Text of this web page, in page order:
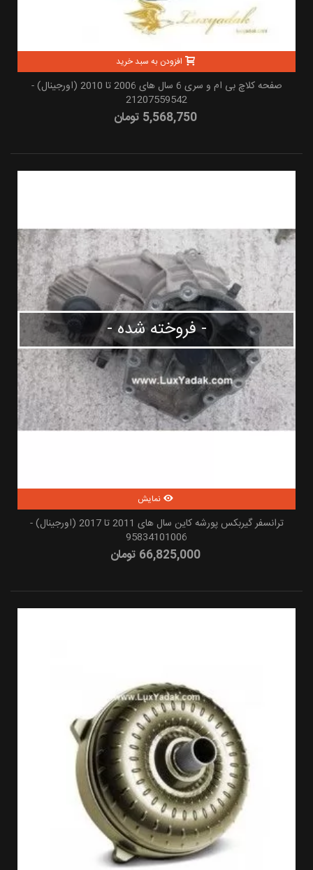
افزودن به سبد خرید
صفحه کلاچ بی ام و سری 6 سال های 2006 تا 2010 (اورجینال) -
21207559542
5,568,750 تومان
- فروخته شده -
نمایش
ترانسفر گیربکس پورشه کاین سال های 2011 تا 2017 (اورجینال) -
95834101006
66,825,000 تومان